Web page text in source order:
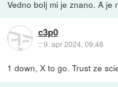
Vedno bolj mi je znano. A je
c3p0
::9. apr 2024, 09:48
1 down, X to go. Trust ze